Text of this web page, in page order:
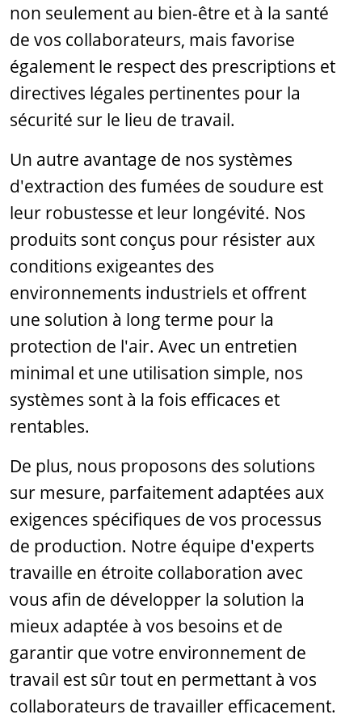
non seulement au bien-être et à la santé
de vos collaborateurs, mais favorise
également le respect des prescriptions et
directives légales pertinentes pour la
sécurité sur le lieu de travail.
Un autre avantage de nos systèmes
d'extraction des fumées de soudure est
leur robustesse et leur longévité. Nos
produits sont conçus pour résister aux
conditions exigeantes des
environnements industriels et offrent
une solution à long terme pour la
protection de l'air. Avec un entretien
minimal et une utilisation simple, nos
systèmes sont à la fois efficaces et
rentables.
De plus, nous proposons des solutions
sur mesure, parfaitement adaptées aux
exigences spécifiques de vos processus
de production. Notre équipe d'experts
travaille en étroite collaboration avec
vous afin de développer la solution la
mieux adaptée à vos besoins et de
garantir que votre environnement de
travail est sûr tout en permettant à vos
collaborateurs de travailler efficacement.